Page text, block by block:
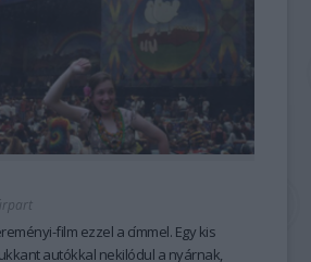
film ezzel a címmel. Egy kis
autókkal nekilódul a nyárnak,